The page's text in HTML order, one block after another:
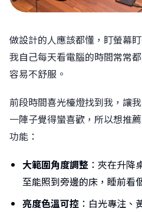
做設計的人應該都懂，盯螢幕
我自己每天看電腦的時間常常
容易不舒服。
前段時間喜光檯燈找到我，讓
一陣子覺得蠻喜歡，所以想推
功能：
大範圍角度調整 ：夾在升降
至能照到旁邊的床，睡前看
亮度色溫可控 ：白光專注、